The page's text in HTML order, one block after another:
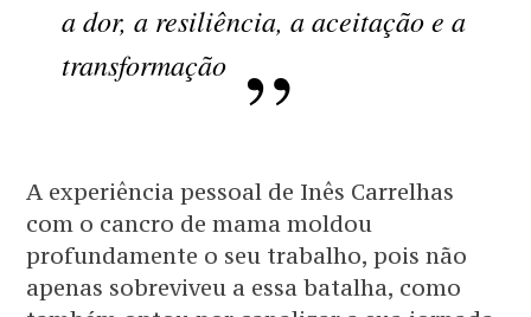
a dor, a resiliência, a aceitação e a
transformação
A experiência pessoal de Inês Carrelhas
com o cancro de mama moldou
profundamente o seu trabalho, pois não
apenas sobreviveu a essa batalha, como